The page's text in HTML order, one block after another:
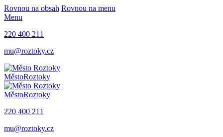
Rovnou na obsah Rovnou na menu
Menu
220 400 211
mu@roztoky.cz
MěstoRoztoky
MěstoRoztoky
220 400 211
mu@roztoky.cz